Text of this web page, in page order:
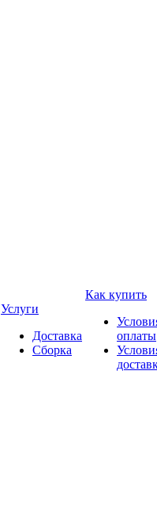
Услуги
Доставка
Сборка
Как купить
оплаты